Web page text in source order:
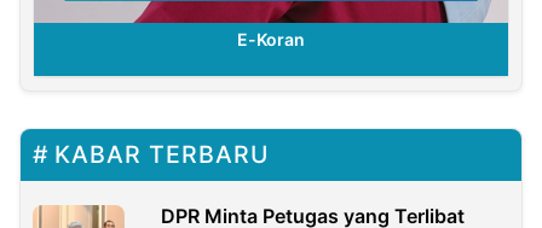
E-Koran
KABAR TERBARU
DPR Minta Petugas yang Terlibat